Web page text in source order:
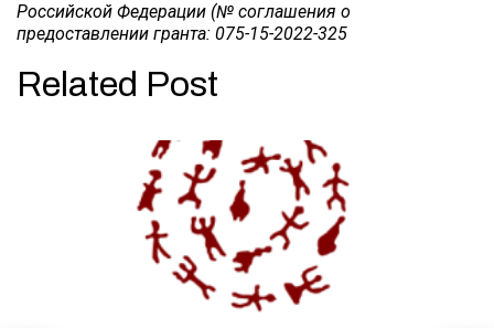
Российской Федерации (№ соглашения о
предоставлении гранта: 075-15-2022-325
Related Post